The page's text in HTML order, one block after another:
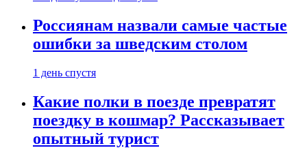
Россиянам назвали самые частые
ошибки за шведским столом
1 день спустя
Какие полки в поезде превратят
поездку в кошмар? Рассказывает
опытный турист